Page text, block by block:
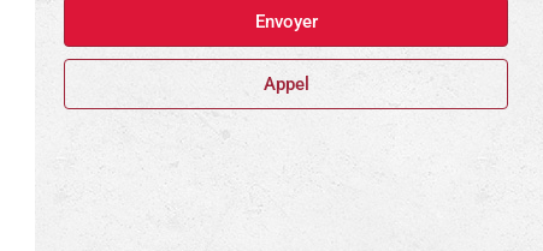
Envoyer
Appel